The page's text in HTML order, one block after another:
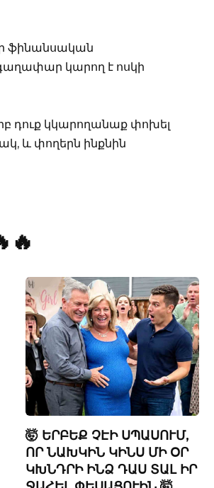
ֆինանսական
կարող է ոսկի
դուք կկարողանաք փոխել
և փողերն ինքնին
🤯 ԵՐԲԵՔ ՉԷԻ ՍՊԱՍՈՒՄ,
ՈՐ ՆԱԽԿԻՆ ԿԻՆՍ ՄԻ ՕՐ
ԿԽՆԴՐԻ ԻՆՁ ԴԱՍ ՏԱԼ ԻՐ